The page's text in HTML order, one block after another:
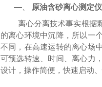
—、 原油含砂离心测定仪
离心分离技术事实根据
的离心环境中沉降，所以一
不同，在高速运转的离心场
可预选转速、时间、离心力
设计，操作简便，快速启动